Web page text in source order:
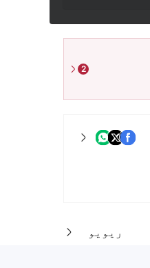
2
ریویو